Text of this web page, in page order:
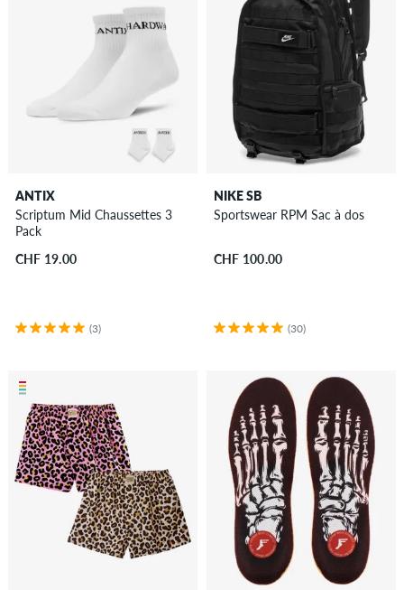
ANTIX
Scriptum Mid Chaussettes 3
Pack
CHF 19.00
(3)
NIKE SB
Sportswear RPM Sac à dos
CHF 100.00
(30)